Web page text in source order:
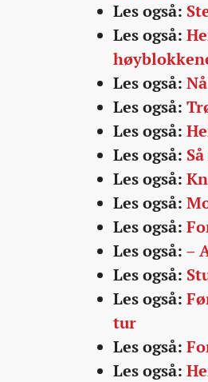
Les også:
Les også:
Les også:
Les også:
Les også:
Les også:
Les også:
Les også:
Les også:
Les også: –
Les også:
Les også:
tur
Les også:
Les også: